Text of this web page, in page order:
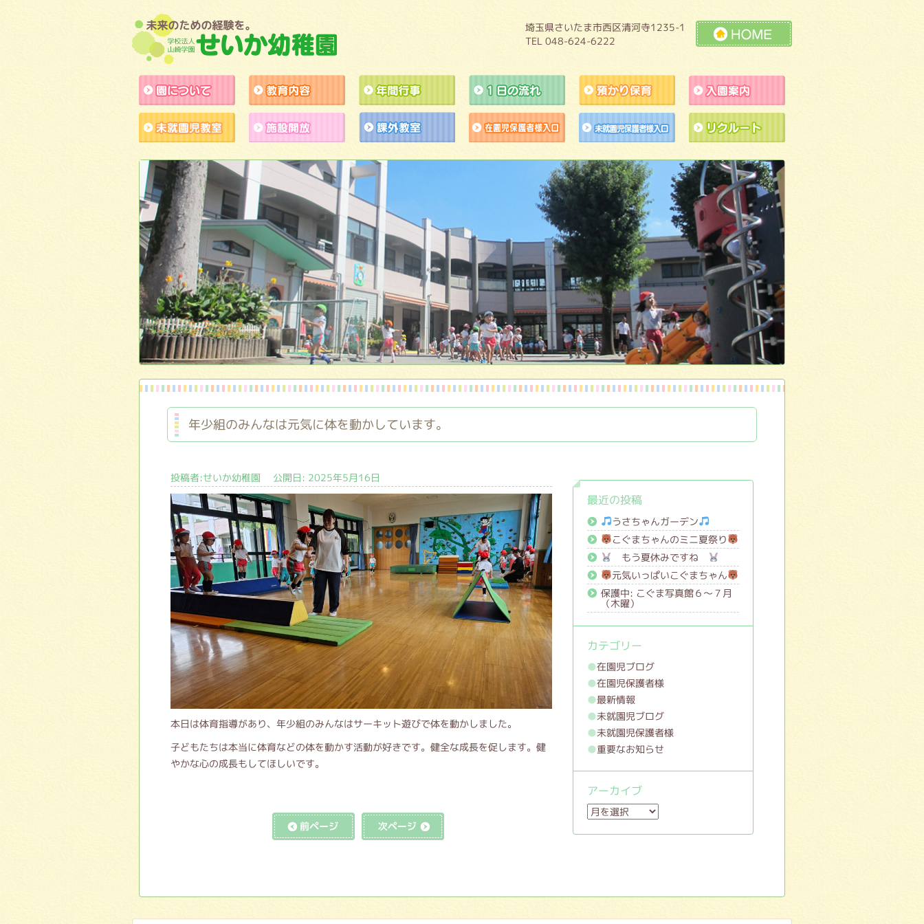
埼玉県さいたま市西区清河寺1235-1
TEL 048-624-6222
園について 教育内容 年間行事 １日の流れ 預かり保育
未就園児教室 施設開放 課外教室 作品展アトラクションの練習風景未就園児保護者様入口
年少組のみんなは元気に体を動かしています。
投稿者:せいか幼稚園 公開日: 2025年5月16日
本日は体育指導があり、年少組のみんなはサーキット遊びで体を動かしました。
子どもたちは本当に体育などの体を動かす活動が好きです。健全な成長を促します。健
やかな心の成長もしてほしいです。
前の記事へ
最近の投稿
うさちゃんガーデン
こぐまちゃんのミニ夏祭り
もう夏休みですね
元気いっぱいこぐまちゃん
保護中: こぐま写真館６～７月
（木曜）
カテゴリー
在園児ブログ
在園児保護者様
最新情報
未就園児ブログ
未就園児保護者様
重要なお知らせ
アーカイブ
ア